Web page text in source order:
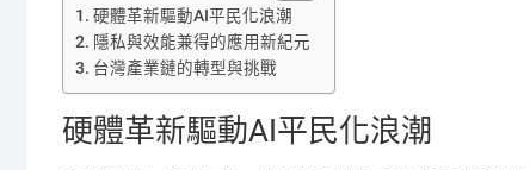
硬體革新驅動AI平民化浪潮
隱私與效能兼得的應用新紀元
台灣產業鏈的轉型與挑戰
硬體革新驅動AI平民化浪潮